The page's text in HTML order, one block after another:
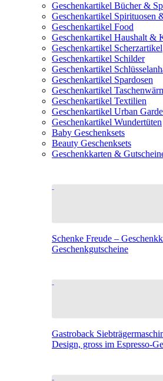
Geschenkartikel Bücher &
Geschenkartikel Spirituosen
Geschenkartikel Food
Geschenkartikel Haushalt &
Geschenkartikel Scherzartikel
Geschenkartikel Schilder
Geschenkartikel
Geschenkartikel Spardosen
Geschenkartikel
Geschenkartikel Textilien
Geschenkartikel Urban
Geschenkartikel Wundertüten
Baby Geschenksets
Beauty Geschenksets
Geschenkkarten &
Schenke Freude –
Geschenkgutscheine
Gastroback
Design, gross im Espresso-